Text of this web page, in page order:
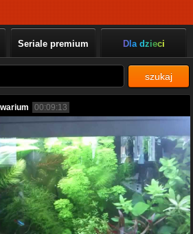
Seriale premium Dla dzieci
szukaj
00:09:13